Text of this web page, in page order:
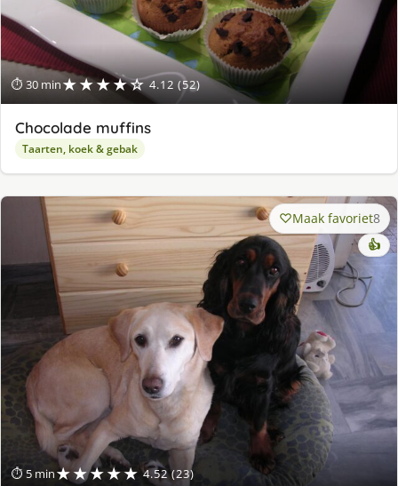
⏱ 30 min★★★★☆ 4.12 (52)
Chocolade muffins
Taarten, koek & gebak
⏱ 5 min★★★★★ 4.52 (23)
Maak favoriet8
👍